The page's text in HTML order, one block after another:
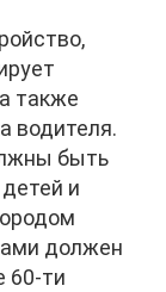
также
водителя.
быть
и
должен
60-ти